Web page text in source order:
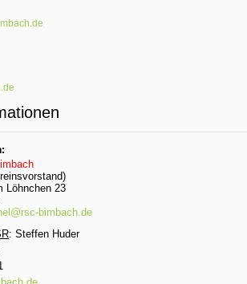
Löhnchen 23
bimbach.de
: Steffen Huder